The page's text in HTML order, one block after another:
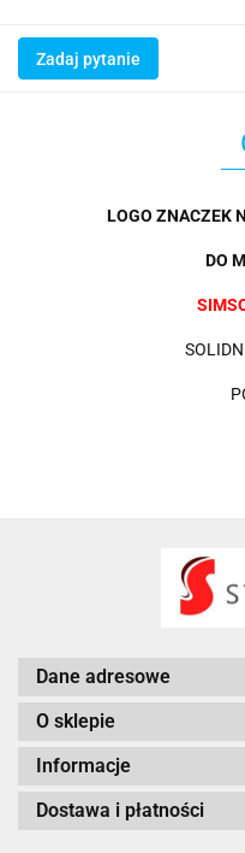
Zadaj pytanie
LOGO ZNACZEK
DO
Dane adresowe
O sklepie
Informacje
Dostawa i płatności